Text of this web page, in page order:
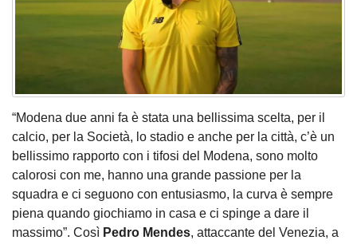
“Modena due anni fa è stata una bellissima scelta, per il
calcio, per la Società, lo stadio e anche per la città, c’è un
bellissimo rapporto con i tifosi del Modena, sono molto
calorosi con me, hanno una grande passione per la
squadra e ci seguono con entusiasmo, la curva è sempre
piena quando giochiamo in casa e ci spinge a dare il
massimo”. Così Pedro Mendes, attaccante del Venezia, a